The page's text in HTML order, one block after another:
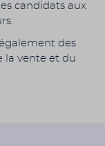
candidats aux
des
la vente et du